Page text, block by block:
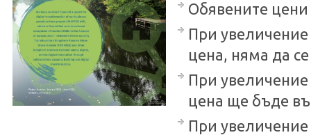
Обявените цени
При увеличение
цена, няма да
При
цена ще бъде
При увеличение